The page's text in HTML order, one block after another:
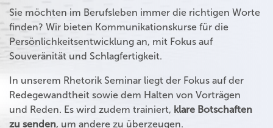
Sie möchten im Berufsleben immer die richtigen Worte
finden? Wir bieten Kommunikationskurse für die
Persönlichkeitsentwicklung an, mit Fokus auf
Souveränität und Schlagfertigkeit.
In unserem Rhetorik Seminar liegt der Fokus auf der
Redegewandtheit sowie dem Halten von Vorträgen
und Reden. Es wird zudem trainiert, klare Botschaften
zu senden, um andere zu überzeugen.